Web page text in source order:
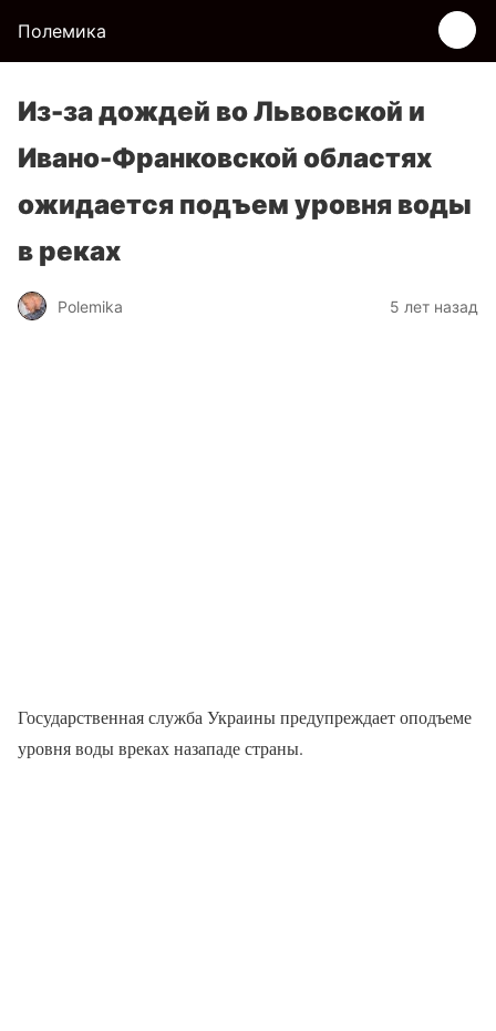
Полемика
Из-за дождей во Львовской и
Ивано-Франковской областях
ожидается подъем уровня воды
в реках
Polemika 5 лет назад
Государственная служба Украины предупреждает оподъеме
уровня воды вреках назападе страны.